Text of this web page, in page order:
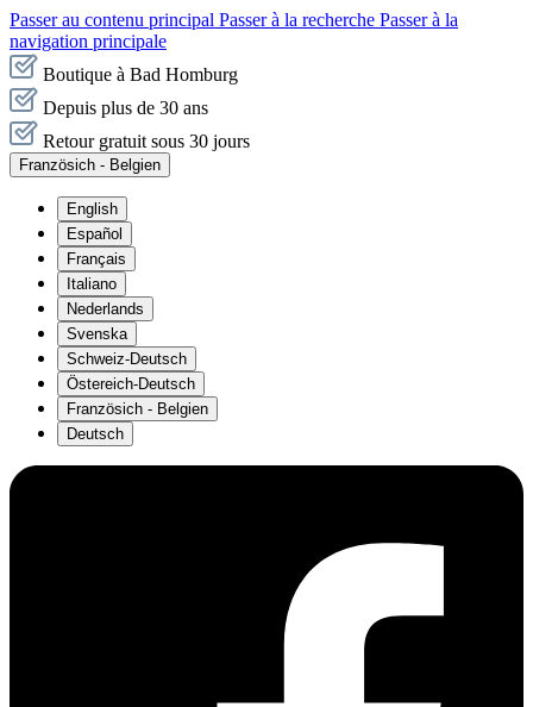
Passer au contenu principal Passer à la recherche Passer à la
navigation principale
Boutique à Bad Homburg
Depuis plus de 30 ans
Retour gratuit sous 30 jours
Französich - Belgien
English
Español
Français
Italiano
Nederlands
Svenska
Schweiz-Deutsch
Östereich-Deutsch
Französich - Belgien
Deutsch